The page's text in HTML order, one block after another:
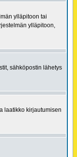
ylläpitoon tai
ylläpitoon,
sähköpostin lähetys
laatikko kirjautumisen